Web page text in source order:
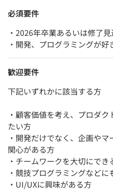
必須要件
・2026年卒業あるいは修了
・開発、プログラミングが好
歓迎要件
下記いずれかに該当する方
・顧客価値を考え、プロダ
たい方
・開発だけでなく、企画や
関心がある方
・チームワークを大切にでき
・競技プログラミングなど
・UI/UXに興味がある方